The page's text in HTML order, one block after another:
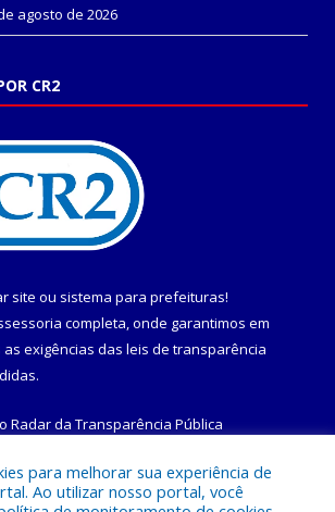
agosto de 2026
CR2
site ou sistema para prefeituras!
completa, onde garantimos em
exigências das leis de transparência
Radar da Transparência Pública
para melhorar sua experiência de
Ao utilizar nosso portal, você